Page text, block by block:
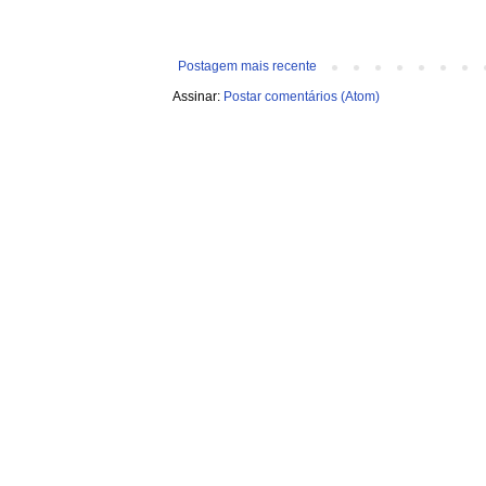
Postagem mais recente
Assinar: Postar comentários (Atom)